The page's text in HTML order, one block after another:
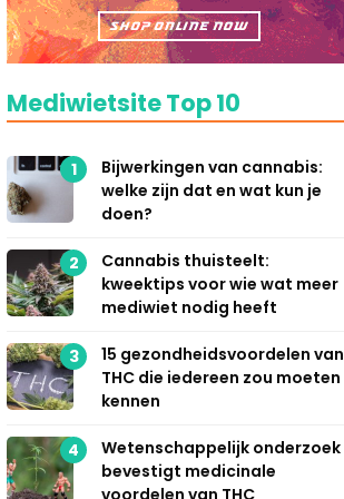
Mediwietsite Top 10
1
Bijwerkingen van cannabis:
welke zijn dat en wat kun je
doen?
2
Cannabis thuisteelt:
kweektips voor wie wat meer
mediwiet nodig heeft
3
15 gezondheidsvoordelen van
THC die iedereen zou moeten
kennen
4
Wetenschappelijk onderzoek
bevestigt medicinale
voordelen van THC